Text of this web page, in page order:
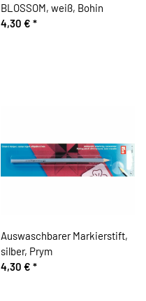
BLOSSOM, weiß, Bohin
4,30 € *
Auswaschbarer Markierstift,
silber, Prym
4,30 € *